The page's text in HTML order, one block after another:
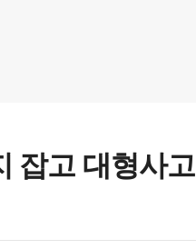
잡고 대형사고